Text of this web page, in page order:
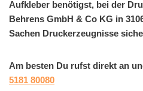
Aufkleber benötigst, bei der
Behrens GmbH & Co KG in
Sachen Druckerzeugnisse
Am besten Du rufst direkt an
5181 80080